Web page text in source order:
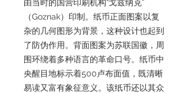
由当时的国营印刷机构“戈兹纳克”
（Goznak）印制。纸币正面图案以复
杂的几何图形为背景，这种设计也起到
了防伪作用。背面图案为苏联国徽，周
围环绕着多种语言的革命口号。纸币中
央醒目地标示着500卢布面值，既清晰
易读又富有象征意义。该纸币还以其众